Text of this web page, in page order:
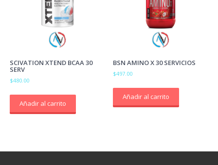
SCIVATION XTEND BCAA 30
SERV
$480.00
Añadir al carrito
BSN AMINO X 30 SERVICIOS
$497.00
Añadir al carrito